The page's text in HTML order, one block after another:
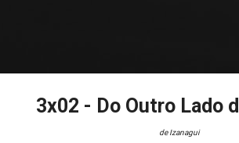
3x02 - Do Outro Lado
de Izanagui